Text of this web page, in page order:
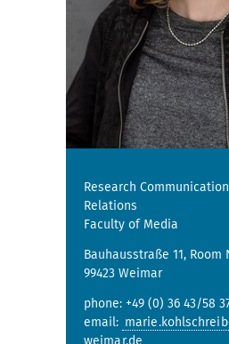
Research
Relations
Faculty of Media
Bauhausstraße 11, Room
99423 Weimar
phone: +49 (0) 36 43/58
email:
weimar.de